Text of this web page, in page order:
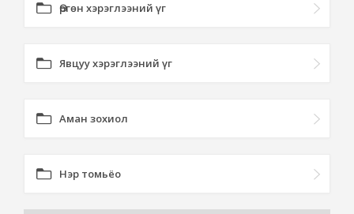
Өргөн хэрэглээний үг
Явцуу хэрэглээний үг
Аман зохиол
Нэр томьёо